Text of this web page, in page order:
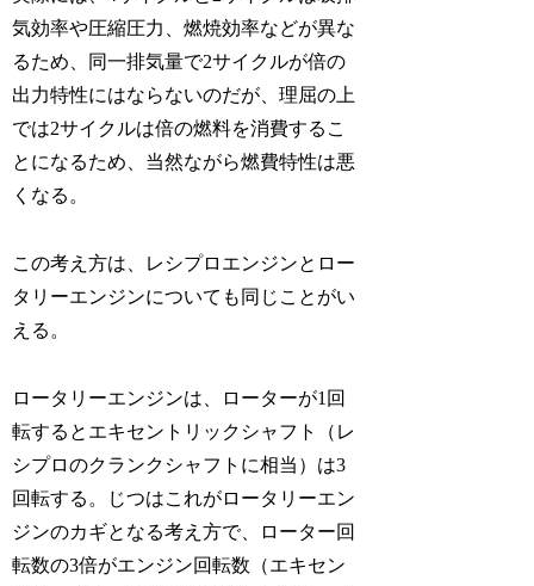
気効率や圧縮圧力、燃焼効率などが異な
るため、同一排気量で2サイクルが倍の
出力特性にはならないのだが、理屈の上
では2サイクルは倍の燃料を消費するこ
とになるため、当然ながら燃費特性は悪
くなる。
この考え方は、レシプロエンジンとロー
タリーエンジンについても同じことがい
える。
ロータリーエンジンは、ローターが1回
転するとエキセントリックシャフト（レ
シプロのクランクシャフトに相当）は3
回転する。じつはこれがロータリーエン
ジンのカギとなる考え方で、ローター回
転数の3倍がエンジン回転数（エキセン